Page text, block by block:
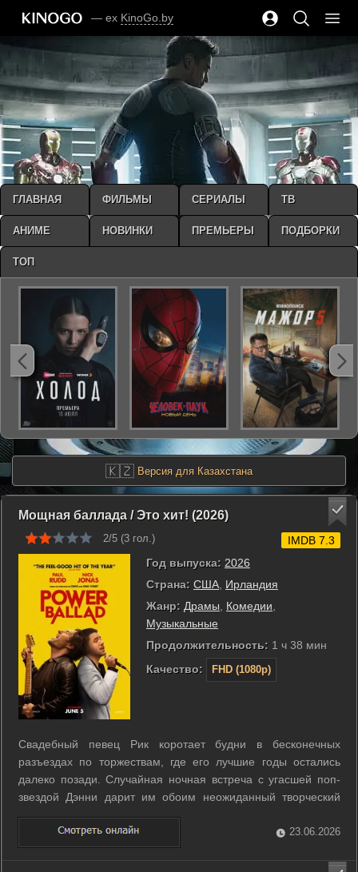
— ex KinoGo.by
🇰🇿 Версия для Казахстана
Мощная баллада / Это хит! (2026)
2/5 (3 гол.)
Год выпуска: 2026
Страна: США Ирландия
Жанр: Драмы Комедии
Музыкальные
Продолжительность: 1 ч 38 мин
Качество:
FHD (1080p)
IMDB 7.3
Свадебный певец Рик коротает будни в бесконечных
разъездах по торжествам, где его лучшие годы остались
далеко позади. Случайная ночная встреча с угасшей поп-
звездой Дэнни дарит им обоим неожиданный творческий
импульс. Музыканты начинают вместе работать над
текстами и мелодиями, превращая старый набросок Рика в
потенциальный хит. Этот внезапный ...
23.06.2026
ГЛАВНАЯ ФИЛЬМЫ СЕРИАЛЫ ТВ
АНИМЕ НОВИНКИ ПРЕМЬЕРЫ ПОДБОРКИ
ТОП